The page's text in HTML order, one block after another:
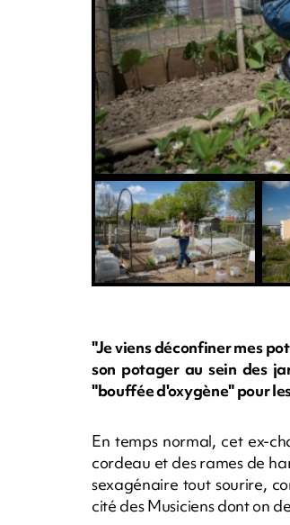
"Je viens déconfiner mes
son potager au sein des
"bouffée d'oxygène" pour
En temps normal, cet ex-
cordeau et des rames de
sexagénaire tout sourire,
cité des Musiciens dont on